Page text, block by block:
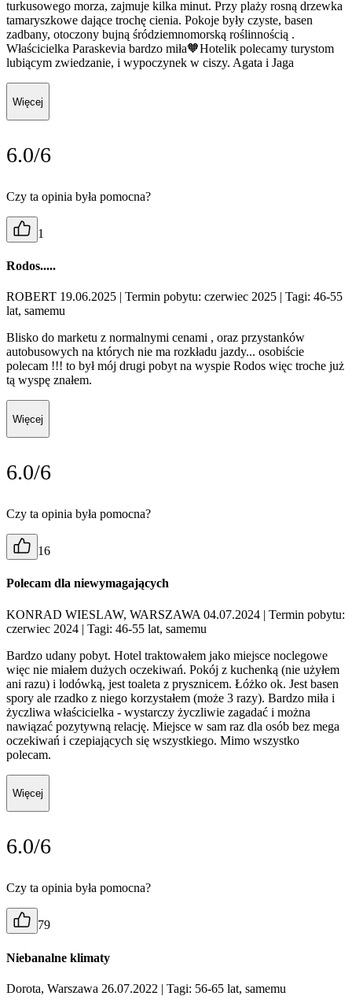
turkusowego morza, zajmuje kilka minut. Przy plaży rosną drzewka
tamaryszkowe dające trochę cienia. Pokoje były czyste, basen
zadbany, otoczony bujną śródziemnomorską roślinnością .
Właścicielka Paraskevia bardzo miła🧡Hotelik polecamy turystom
lubiącym zwiedzanie, i wypoczynek w ciszy. Agata i Jaga
Więcej
6.0/6
Czy ta opinia była pomocna?
1
Rodos.....
ROBERT 19.06.2025 | Termin pobytu: czerwiec 2025 | Tagi: 46-55
lat, samemu
Blisko do marketu z normalnymi cenami , oraz przystanków
autobusowych na których nie ma rozkładu jazdy... osobiście
polecam !!! to był mój drugi pobyt na wyspie Rodos więc troche już
tą wyspę znałem.
Więcej
6.0/6
Czy ta opinia była pomocna?
16
Polecam dla niewymagających
KONRAD WIESLAW, WARSZAWA 04.07.2024 | Termin pobytu:
czerwiec 2024 | Tagi: 46-55 lat, samemu
Bardzo udany pobyt. Hotel traktowałem jako miejsce noclegowe
więc nie miałem dużych oczekiwań. Pokój z kuchenką (nie użyłem
ani razu) i lodówką, jest toaleta z prysznicem. Łóżko ok. Jest basen
spory ale rzadko z niego korzystałem (może 3 razy). Bardzo miła i
życzliwa właścicielka - wystarczy życzliwie zagadać i można
nawiązać pozytywną relację. Miejsce w sam raz dla osób bez mega
oczekiwań i czepiających się wszystkiego. Mimo wszystko
polecam.
Więcej
6.0/6
Czy ta opinia była pomocna?
79
Niebanalne klimaty
Dorota, Warszawa 26.07.2022 | Tagi: 56-65 lat, samemu